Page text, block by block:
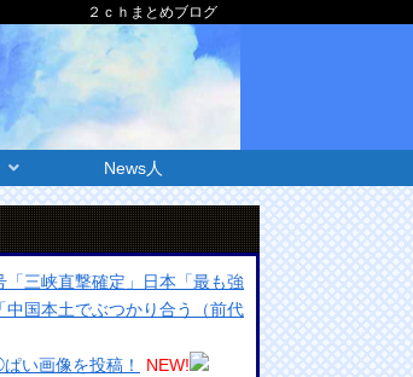
２ｃｈまとめブログ
News人
三峡直撃確定」日本「最も強
国本土でぶつかり合う（前代
い画像を投稿！
NEW!